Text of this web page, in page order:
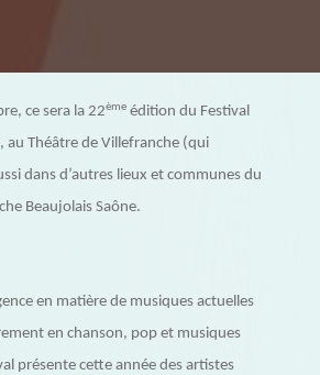
ce sera la 22ème édition du Festival
au Théâtre de Villefranche (qui
dans d’autres lieux et communes du
Beaujolais Saône.
en matière de musiques actuelles
en chanson, pop et musiques
présente cette année des artistes